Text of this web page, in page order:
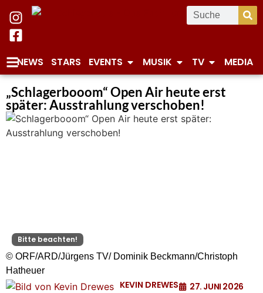
NEWS STARS EVENTS MUSIK TV MEDIA
„Schlagerbooom“ Open Air heute erst
später: Ausstrahlung verschoben!
Bitte beachten!
© ORF/ARD/Jürgens TV/ Dominik Beckmann/Christoph
Hatheuer
KEVIN DREWES 27. JUNI 2026